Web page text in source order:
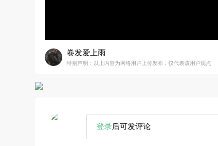
卷发爱上雨
特别声明：以上内容为网络用户上传发布，仅代表该用户观点
登录后可发评论